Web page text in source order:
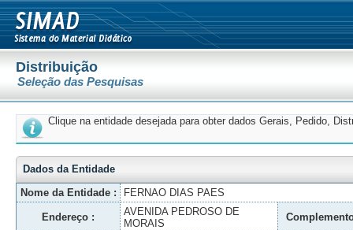
Distribuição
Seleção das Pesquisas
Clique na entidade desejada para obter dados Gerais, Pedido,
Dados da Entidade
Nome da Entidade :
FERNAO DIAS PAES
Endereço :
AVENIDA PEDROSO DE
MORAIS